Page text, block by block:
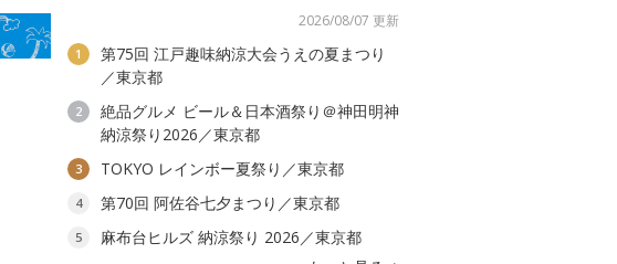
2026/08/07 更新
1
第75回 江戸趣味納涼大会うえの夏まつり
／東京都
2
絶品グルメ ビール＆日本酒祭り＠神田明神
納涼祭り2026／東京都
3 TOKYO レインボー夏祭り／東京都
4 第70回 阿佐谷七夕まつり／東京都
5
麻布台ヒルズ 納涼祭り 2026／東京都